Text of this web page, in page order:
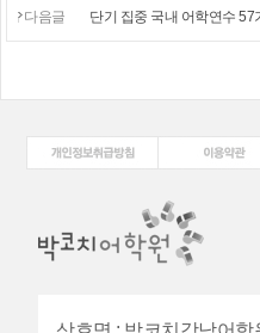
다음글 단기 집중 국내 어학연수